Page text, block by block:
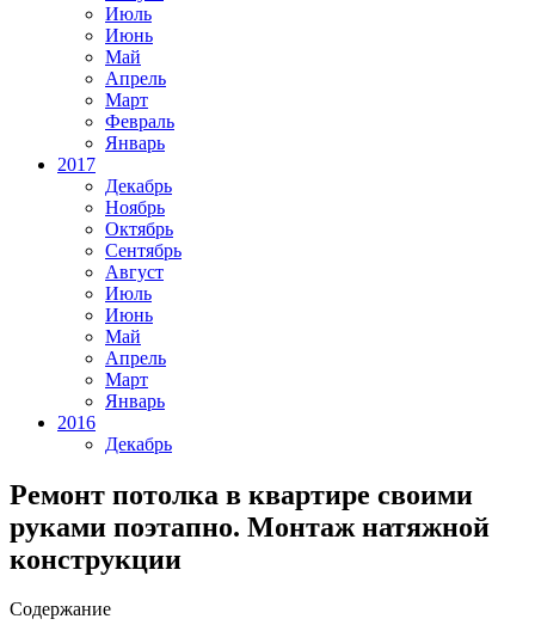
Июль
Июнь
Май
Апрель
Март
Февраль
Январь
2017
Декабрь
Ноябрь
Октябрь
Сентябрь
Август
Июль
Июнь
Май
Апрель
Март
Январь
2016
Декабрь
Ремонт потолка в квартире своими
руками поэтапно. Монтаж натяжной
конструкции
Содержание